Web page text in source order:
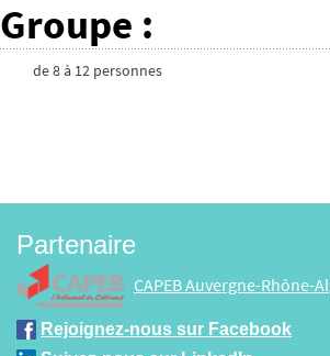
Groupe :
de8à 12 personnes
Partenaire
CAPEB Auvergne-Rhône-
Rejoignez-nous sur Facebook